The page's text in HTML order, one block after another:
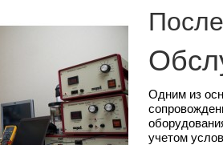
Одним из
учетом